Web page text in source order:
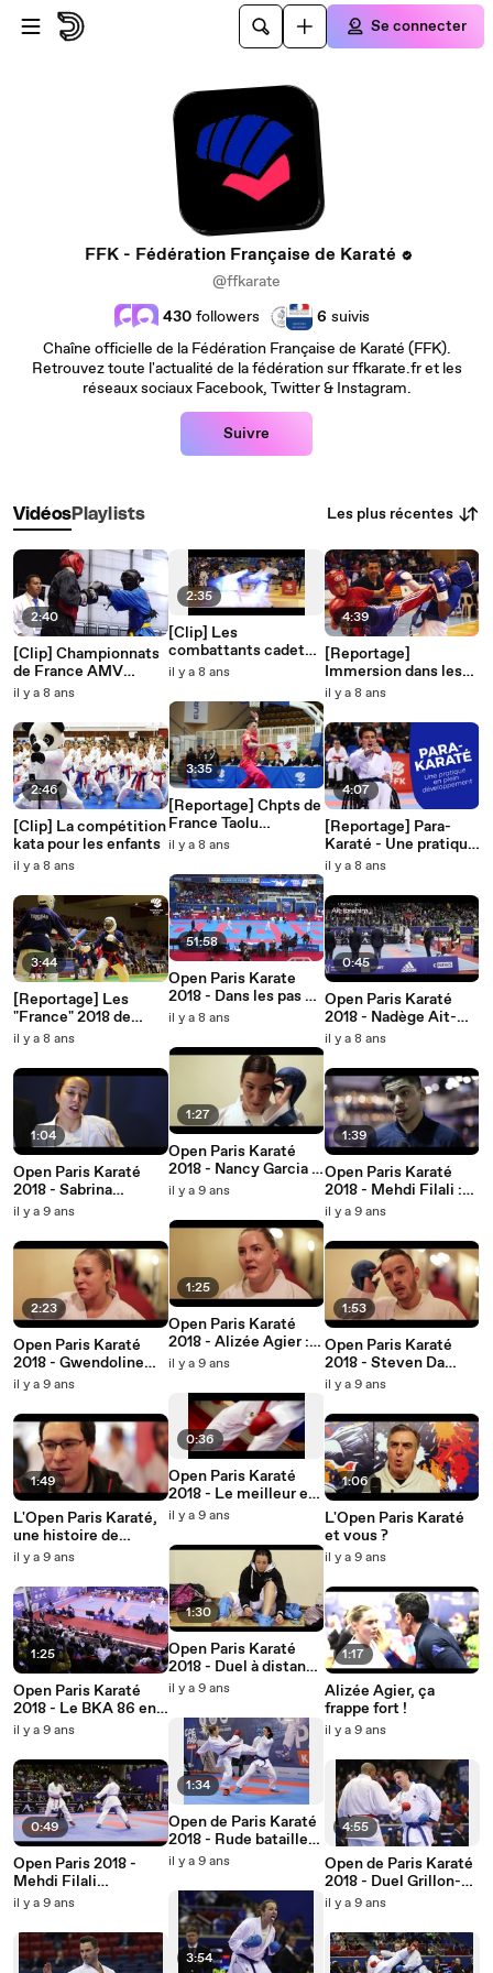
Passer au contenu principal
Se connecter
FFK - Fédération Française de Karaté
@ffkarate
430 followers 6 suivis
Chaîne officielle de la Fédération Française de Karaté (FFK).
Retrouvez toute l'actualité de la fédération sur ffkarate.fr et les
réseaux sociaux Facebook, Twitter & Instagram.
Suivre
VidéosPlaylists Les plus récentes
2:40
[Clip] Championnats
de France AMV
Combats Cadets &
il y a 8 ans
2:46
[Clip] La compétition
kata pour les enfants
il y a 8 ans
3:44
[Reportage] Les
"France" 2018 de
Yoseikan Budo
il y a 8 ans
1:04
Open Paris Karaté
2018 - Sabrina
Ouihaddadène :
la compétition"
il y a 9 ans
2:23
Open Paris Karaté
2018 - Gwendoline
Philippe : "Une erreur
il y a 9 ans
1:49
L'Open Paris Karaté,
une histoire de
femmes et
il y a 9 ans
1:25
Open Paris Karaté
2018 - Le BKA 86 en
force
il y a 9 ans
0:49
Open Paris 2018 -
Mehdi Filali
impressionne
il y a 9 ans
2:35
[Clip] Les
combattants cadets
font le show
il y a 8 ans
3:35
[Reportage] Chpts de
France Taolu
moderne & Cpe de
Traditionnel
il y a 8 ans
51:58
Open Paris Karate
2018 - Dans les pas de
l'équipe de France (52
il y a 8 ans
1:27
Open Paris Karaté
2018 - Nancy Garcia :
"Satisfaite de mon
il y a 9 ans
1:25
Open Paris Karaté
2018 - Alizée Agier :
"De la stratégie et de
il y a 9 ans
0:36
Open Paris Karaté
2018 - Le meilleur est
encore à venir...
il y a 9 ans
1:30
Open Paris Karaté
2018 - Duel à distance
en +68kg
il y a 9 ans
1:34
Open de Paris Karaté
2018 - Rude bataille
en -61kg
il y a 9 ans
3:54
4:39
[Reportage]
Immersion dans les
France de Karaté
il y a 8 ans
4:07
[Reportage] Para-
Karaté - Une pratique
en plein
il y a 8 ans
0:45
Open Paris Karaté
2018 - Nadège Ait-
Ibrahim : "Une
mental"
il y a 8 ans
1:39
Open Paris Karaté
2018 - Mehdi Filali :
"Beaucoup de
il y a 9 ans
1:53
Open Paris Karaté
2018 - Steven Da
Costa : "La
vaincue"
il y a 9 ans
1:06
L'Open Paris Karaté
et vous ?
il y a 9 ans
1:17
Alizée Agier, ça
frappe fort !
il y a 9 ans
4:55
Open de Paris Karaté
2018 - Duel Grillon-Da
Costa pour une place
il y a 9 ans